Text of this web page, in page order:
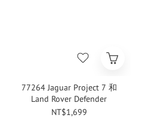
77264 Jaguar Project 7 和
Land Rover Defender
NT$1,699